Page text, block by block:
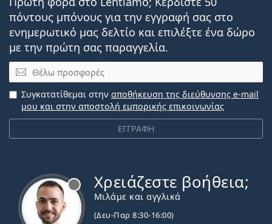
πόντους μπόνους για την εγγραφή σας στο
ενημερωτικό μας δελτίο και επιλέξτε ένα δώρο
με την πρώτη σας παραγγελία.
Email
ΕΓΓΡΑΦΗ
Συγκατατίθεμαι στην αποθήκευση της διεύθυνσης e-mail
μου και στην αποστολή εμπορικής επικοινωνίας
Χρειάζεστε βοήθεια;
Μιλάμε και αγγλικά
(Δευ-Παρ 8:30-16:00)